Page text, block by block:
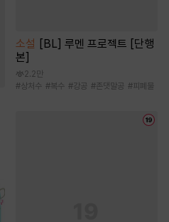
소설
[BL] 루멘 프로젝트 [단행
본]
2.2만
#상처수 #복수 #강공 #존댓말공 #피폐물